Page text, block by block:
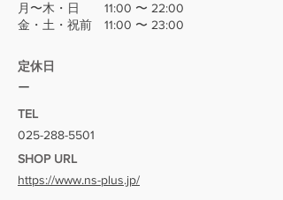
月〜木・日 11:00 〜 22:00
金・土・祝前 11:00 〜 23:00
​定休日
ー
TEL
025-288-5501
SHOP URL
https://www.ns-plus.jp/